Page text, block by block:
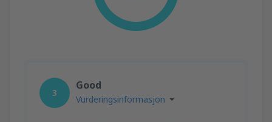
3
Good
Vurderingsinformasjon